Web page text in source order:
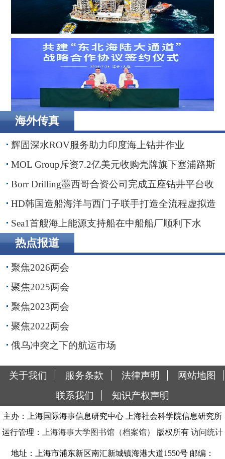
Borr Drilling墨西哥合资公司完成五座钻井平台收购，交易
额2.87亿美元
辽港集团携手国铁沈阳局，落地多项重点合作项目
海外传真
辉固深水ROV服务助力印度海上钻井作业
MOL Group斥资7.2亿美元收购壳牌旗下塞浦路斯
子公司
Borr Drilling墨西哥合资公司完成五座钻井平台收
购，交易额2.87亿美元
HD韩国造船海洋与西门子联手打造全流程虚拟造
船平台
Sea1首艘海上能源支持船在中船船厂顺利下水
热点报道
聚焦2026两会
聚焦2025两会
聚焦2023两会
聚焦2022两会
俄乌冲突之下的航运市场
关于我们 服务条款 法律声明
网站地图
联系我们
知识产权声明
主办：上海国际海事信息研究中心 上海社会科学院信息研究所
运行管理：
上海海事大学图书馆（档案馆） 版权所有 访问统计
地址：上海市浦东新区南汇新城镇海港大道1550号 邮编：